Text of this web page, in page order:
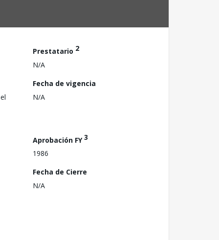
Prestatario 2
N/A
Fecha de vigencia
N/A
Aprobación FY3
1986
Fecha de Cierre
N/A